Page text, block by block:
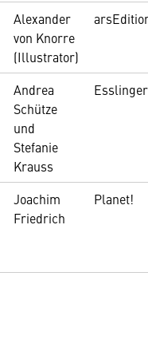
Alexander
von Knorre
(Illustrator)
Andrea
Schütze
und
Stefanie
Krauss
Esslinger
Joachim
Friedrich
Planet!